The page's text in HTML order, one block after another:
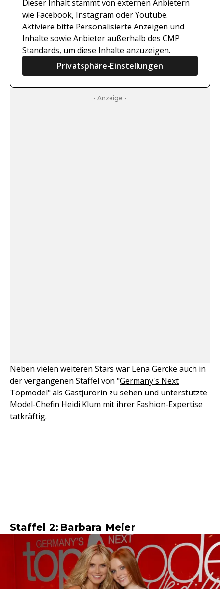
Dieser Inhalt stammt von externen Anbietern
wie Facebook, Instagram oder Youtube.
Aktiviere bitte Personalisierte Anzeigen und
Inhalte sowie Anbieter außerhalb des CMP
Standards, um diese Inhalte anzuzeigen.
Privatsphäre-Einstellungen
- Anzeige -
Neben vielen weiteren Stars war Lena Gercke auch in
der vergangenen Staffel von "Germany's Next
Topmodel" als Gastjurorin zu sehen und unterstützte
Model-Chefin Heidi Klum mit ihrer Fashion-Expertise
tatkräftig.
Staffel 2: Barbara Meier